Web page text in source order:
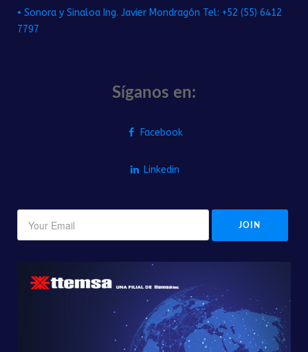
• Sonora y Sinaloa Ing. Javier Mondragón Tel: +52 (55) 6412
7797
Síganos en:
Facebook
Linkedin